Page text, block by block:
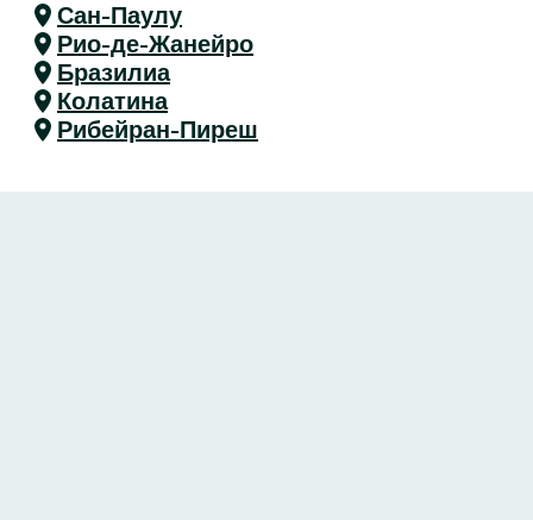
Сан-Паулу
Рио-де-Жанейро
Бразилиа
Колатина
Рибейран-Пиреш